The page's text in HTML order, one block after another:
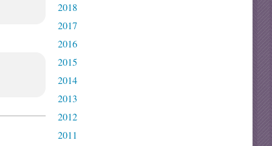
2018
2017
2016
2015
2014
2013
2012
2011